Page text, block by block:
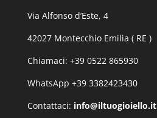
Via Alfonso d’Este, 4
42027 Montecchio Emilia ( RE )
Chiamaci: +39 0522 865930
WhatsApp +39 3382423430
Contattaci: info@iltuogioiello.it